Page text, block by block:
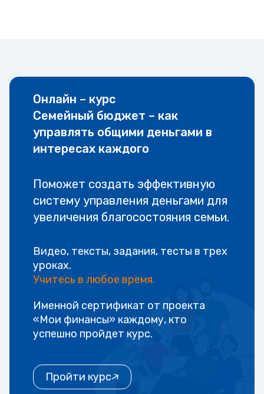
Онлайн – курс
Семейный бюджет – как
управлять общими деньгами в
интересах каждого
Поможет создать эффективную
систему управления деньгами для
увеличения благосостояния семьи.
Видео, тексты, задания, тесты в трех
уроках.
Учитесь в любое время.
Именной сертификат от проекта
«Мои финансы» каждому, кто
успешно пройдет курс.
Пройти курс